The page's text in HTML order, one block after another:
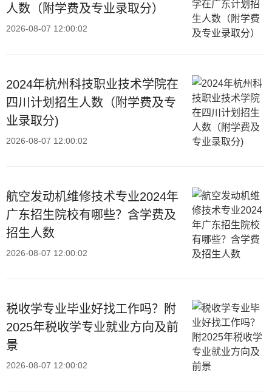
人数（附学费及专业录取分）
2026-08-07 12:00:02
2024年杭州科技职业技术学院在
四川计划招生人数（附学费及专
业录取分)
2026-08-07 12:00:02
航空发动机维修技术专业2024年
广东招生院校有哪些？含学费及
招生人数
2026-08-07 12:00:02
税收学专业毕业好找工作吗？附
2025年税收学专业就业方向及前
景
2026-08-07 12:00:02